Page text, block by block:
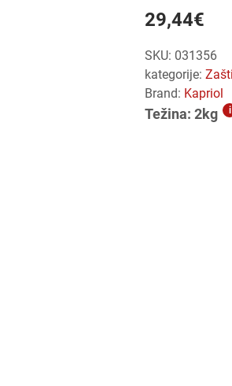
29,44€
SKU: 031356
kategorije:
Brand: Kapriol
Težina: 2kg i